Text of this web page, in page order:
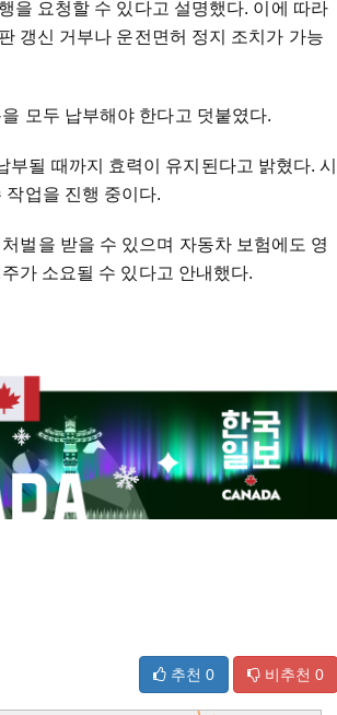
을 요청할 수 있다고 설명했다. 이에 따라
갱신 거부나 운전면허 정지 조치가 가능
모두 납부해야 한다고 덧붙였다.
될 때까지 효력이 유지된다고 밝혔다. 시
업을 진행 중이다.
벌을 받을 수 있으며 자동차 보험에도 영
가 소요될 수 있다고 안내했다.
추천 0 비추천 0